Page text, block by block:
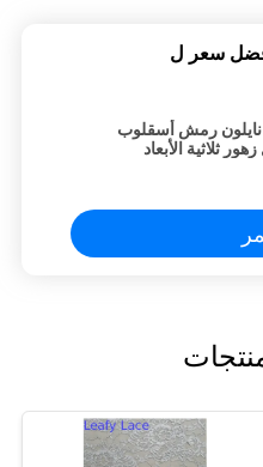
سعر ل
100٪ نايلون رمش أسقلوب
ثلاثية الأبعاد